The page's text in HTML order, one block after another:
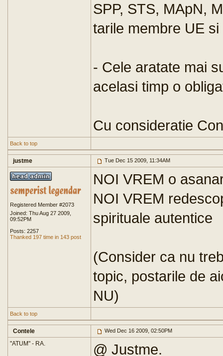
SPP, STS, MApN,
tarile membre UE si
- Cele aratate mai
acelasi timp o
Cu consideratie
Back to top
justme Tue Dec 15 2009, 11:34AM
Registered Member #2073
Joined: Thu Aug 27 2009,
09:52PM
Posts: 2257
Thanked 197 time in 143 post
NOI VREM o
NOI VREM
spirituale autentice
(Consider ca nu
topic, postarile de
NU)
Back to top
Contele Wed Dec 16 2009, 02:50PM
"ATUM" - RA. @ Justme.